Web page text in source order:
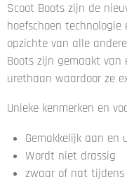
s
t
e
r
r
e
Scoot Boots zijn de
hoefschoen
opzichte van alle
Boots zijn gemaakt van
urethaan waardoor ze
Unieke kenmerken en
Gemakkelijk aan en
Wordt niet drassig
zwaar of nat